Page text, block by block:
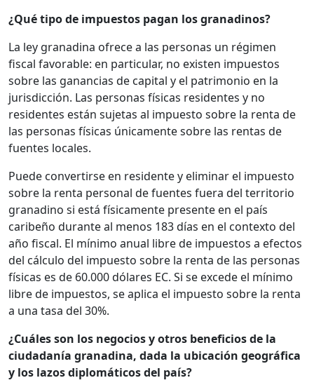
¿Qué tipo de impuestos pagan los granadinos?
La ley granadina ofrece a las personas un régimen
fiscal favorable: en particular, no existen impuestos
sobre las ganancias de capital y el patrimonio en la
jurisdicción. Las personas físicas residentes y no
residentes están sujetas al impuesto sobre la renta de
las personas físicas únicamente sobre las rentas de
fuentes locales.
Puede convertirse en residente y eliminar el impuesto
sobre la renta personal de fuentes fuera del territorio
granadino si está físicamente presente en el país
caribeño durante al menos 183 días en el contexto del
año fiscal. El mínimo anual libre de impuestos a efectos
del cálculo del impuesto sobre la renta de las personas
físicas es de 60.000 dólares EC. Si se excede el mínimo
libre de impuestos, se aplica el impuesto sobre la renta
a una tasa del 30%.
¿Cuáles son los negocios y otros beneficios de la
ciudadanía granadina, dada la ubicación geográfica
y los lazos diplomáticos del país?